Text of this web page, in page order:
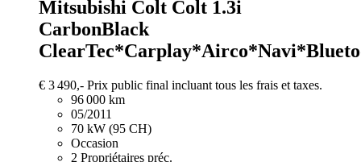
Mitsubishi Colt Colt 1.3i
CarbonBlack
€ 3 490,- Prix public final incluant tous les frais et taxes.
96 000 km
05/2011
70 kW (95 CH)
Occasion
2 Propriétaires préc.